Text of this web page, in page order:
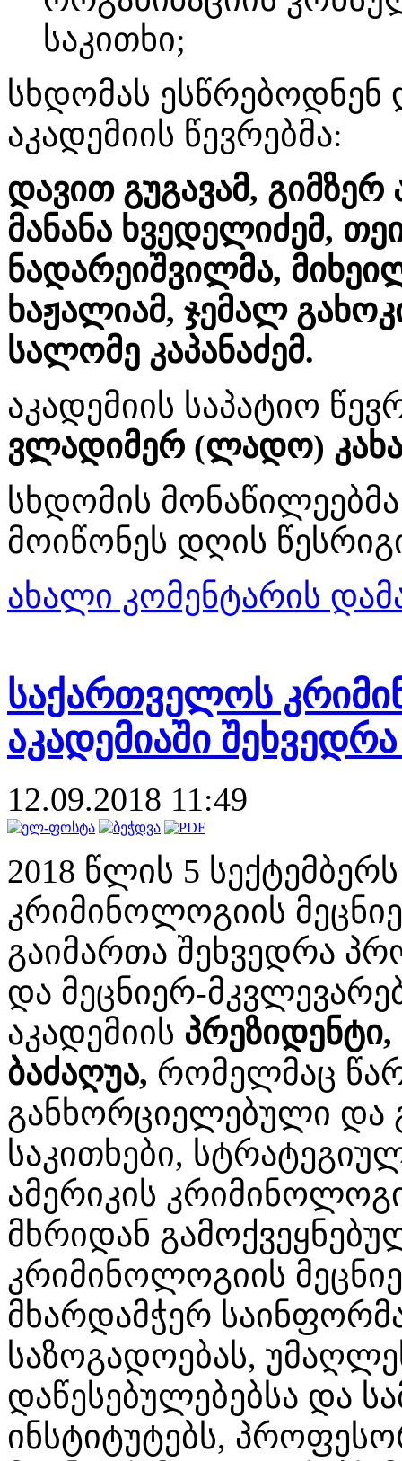
საკითხი;
სხდომას ესწრებოდნენ
აკადემიის წევრებმა:
დავით გუგავამ,
მანანა ხვედელიძემ,
ნადარეიშვილმა,
ხაჟალიამ, ჯემალ
სალომე კაპანაძემ.
აკადემიის საპატიო
ვლადიმერ (ლადო)
სხდომის
მოიწონეს დღის
ახალი კომენტარის
საქართველოს
აკადემიაში
12.09.2018 11:49
2018 წლის 5
კრიმინოლოგიის
გაიმართა შეხვედრა
და მეცნიერ-
აკადემიის
ბაძაღუა, რომელმაც
განხორციელებული და
საკითხები,
ამერიკის
მხრიდან
კრიმინოლოგიის
მხარდამჭერ
საზოგადოებას,
დაწესებულებებსა და
ინსტიტუტებს,